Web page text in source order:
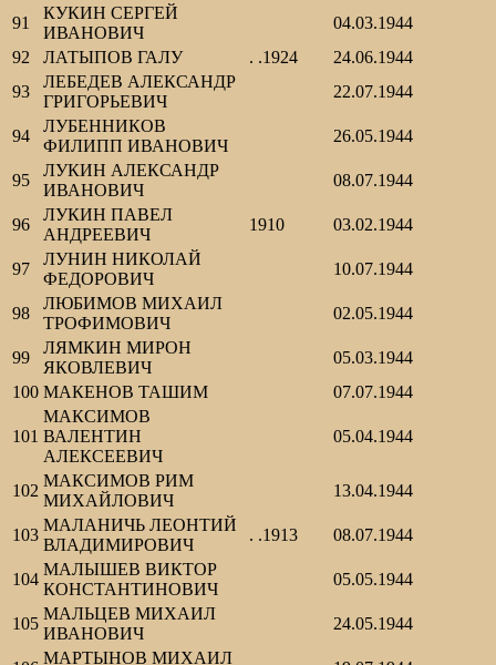
91
КУКИН СЕРГЕЙ
ИВАНОВИЧ
04.03.1944
92
ЛАТЫПОВ ГАЛУ . .1924
24.06.1944
93
ЛЕБЕДЕВ АЛЕКСАНДР
ГРИГОРЬЕВИЧ
22.07.1944
94
ЛУБЕННИКОВ
ФИЛИПП ИВАНОВИЧ
26.05.1944
95
ЛУКИН АЛЕКСАНДР
ИВАНОВИЧ
08.07.1944
96
ЛУКИН ПАВЕЛ
АНДРЕЕВИЧ
1910 03.02.1944
97
ЛУНИН НИКОЛАЙ
ФЕДОРОВИЧ
10.07.1944
98
ЛЮБИМОВ МИХАИЛ
ТРОФИМОВИЧ
02.05.1944
99
ЛЯМКИН МИРОН
ЯКОВЛЕВИЧ
05.03.1944
100 МАКЕНОВ ТАШИМ 07.07.1944
101
МАКСИМОВ
ВАЛЕНТИН
АЛЕКСЕЕВИЧ
05.04.1944
102
МАКСИМОВ РИМ
МИХАЙЛОВИЧ
13.04.1944
103
МАЛАНИЧЬ ЛЕОНТИЙ
ВЛАДИМИРОВИЧ
. .1913 08.07.1944
104
МАЛЫШЕВ ВИКТОР
КОНСТАНТИНОВИЧ
05.05.1944
105
МАЛЬЦЕВ МИХАИЛ
ИВАНОВИЧ
24.05.1944
МАРТЫНОВ МИХАИЛ